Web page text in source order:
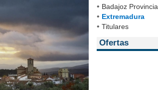
• Badajoz Provincia
• Extremadura
• Titulares
Ofertas